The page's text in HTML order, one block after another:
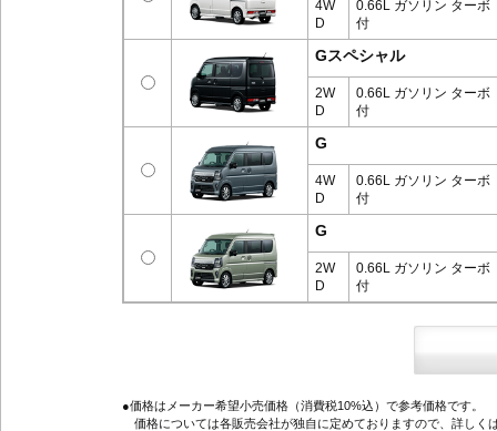
4W
D
0.66L ガソリン ターボ
付
Gスペシャル
2W
D
0.66L ガソリン ターボ
付
G
4W
D
0.66L ガソリン ターボ
付
G
2W
D
0.66L ガソリン ターボ
付
●価格はメーカー希望小売価格（消費税10%込）で参考価格です。
価格については各販売会社が独自に定めておりますので、詳しく